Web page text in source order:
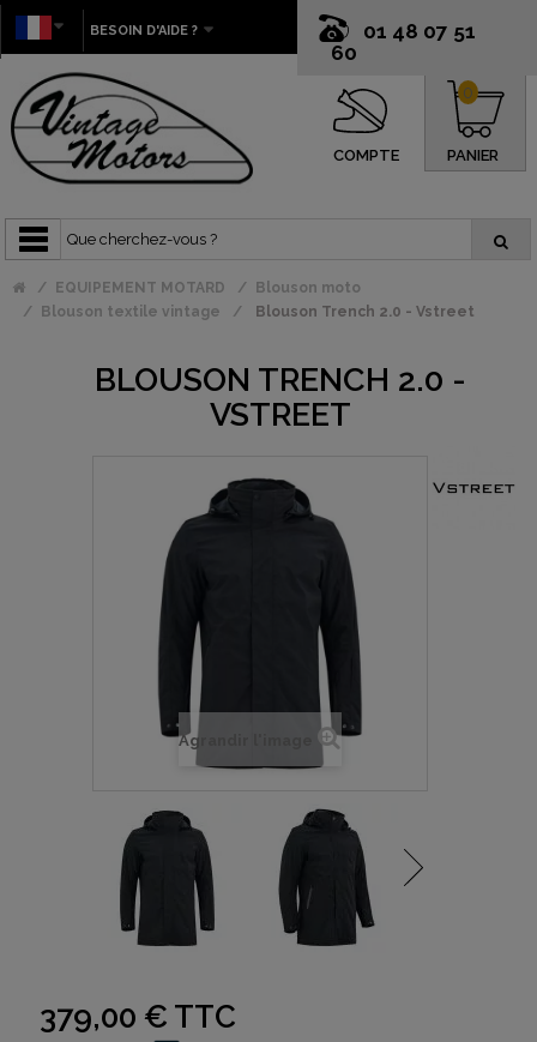
01 48 07 51
60
BESOIN D'AIDE ?
COMPTE PANIER
0
EQUIPEMENT MOTARD
Blouson moto
Blouson textile vintage
Blouson Trench 2.0 - Vstreet
BLOUSON TRENCH 2.0 -
VSTREET
Agrandir l'image
379,00 € TTC